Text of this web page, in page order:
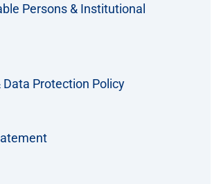
Persons & Institutional
Data Protection Policy